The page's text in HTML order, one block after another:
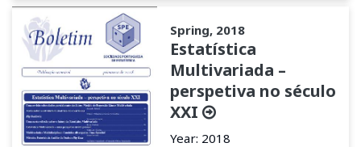
Spring, 2018
Estatística
Multivariada –
perspetiva no século
XXI
Year: 2018